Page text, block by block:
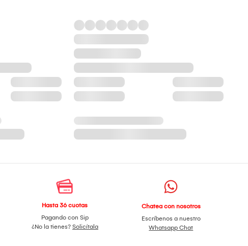
Hasta 36 cuotas
Pagando con Sip
¿No la tienes? Solicítala
Chatea con nosotros
Escríbenos a nuestro
Whatsapp Chat